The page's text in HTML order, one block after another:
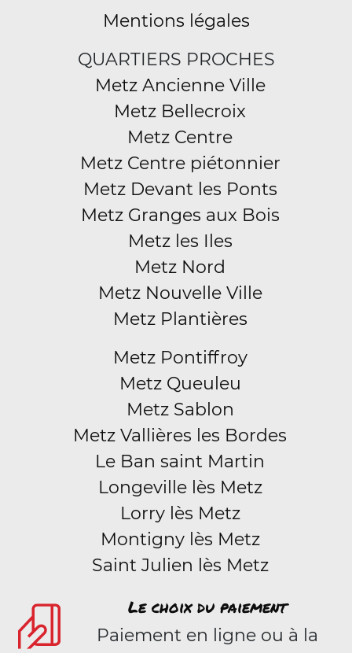
Mentions légales
QUARTIERS PROCHES
Metz Ancienne Ville
Metz Bellecroix
Metz Centre
Metz Centre piétonnier
Metz Devant les Ponts
Metz Granges aux Bois
Metz les Iles
Metz Nord
Metz Nouvelle Ville
Metz Plantières
Metz Pontiffroy
Metz Queuleu
Metz Sablon
Metz Vallières les Bordes
Le Ban saint Martin
Longeville lès Metz
Lorry lès Metz
Montigny lès Metz
Saint Julien lès Metz
Le choix du paiement
Paiement en ligne ou à la